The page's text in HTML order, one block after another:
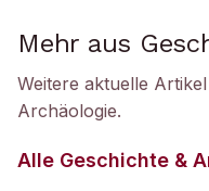
Mehr aus
Weitere aktuelle
Archäologie.
Alle Geschichte &